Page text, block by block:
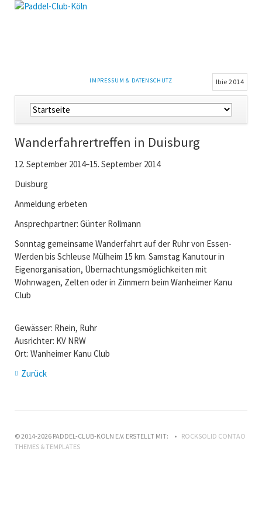
NAVIGATION
IMPRESSUM & DATENSCHUTZ Ibie 2014
Navigation
überspringen
Wanderfahrertreffen in Duisburg
12. September 2014–15. September 2014
Duisburg
Anmeldung erbeten
Ansprechpartner: Günter Rollmann
Sonntag gemeinsame Wanderfahrt auf der Ruhr von Essen-
Werden bis Schleuse Mülheim 15 km. Samstag Kanutour in
Eigenorganisation, Übernachtungsmöglichkeiten mit
Wohnwagen, Zelten oder in Zimmern beim Wanheimer Kanu
Club
Gewässer: Rhein, Ruhr
Ausrichter: KV NRW
Ort: Wanheimer Kanu Club
Zurück
© 2014-2026 PADDEL-CLUB-KÖLN E.V. ERSTELLT MIT:
ROCKSOLID CONTAO
THEMES & TEMPLATES